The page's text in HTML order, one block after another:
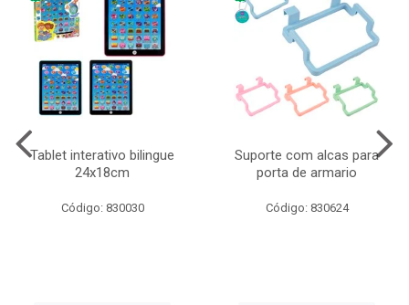
Tablet interativo bilingue
24x18cm
Código: 830030
Suporte com alcas para
porta de armario
Código: 830624